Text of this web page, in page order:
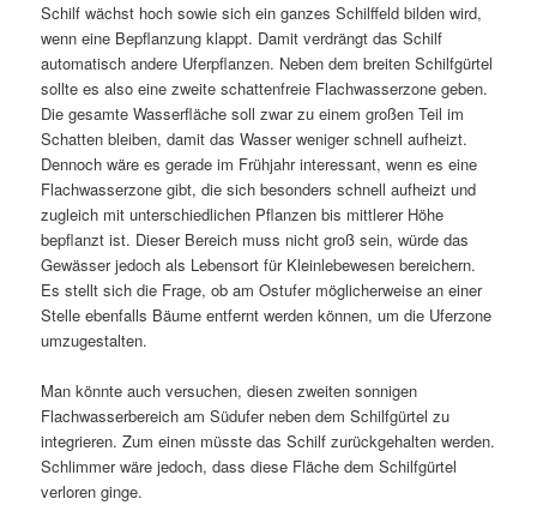
Schilf wächst hoch sowie sich ein ganzes Schilffeld bilden wird,
wenn eine Bepflanzung klappt. Damit verdrängt das Schilf
automatisch andere Uferpflanzen. Neben dem breiten Schilfgürtel
sollte es also eine zweite schattenfreie Flachwasserzone geben.
Die gesamte Wasserfläche soll zwar zu einem großen Teil im
Schatten bleiben, damit das Wasser weniger schnell aufheizt.
Dennoch wäre es gerade im Frühjahr interessant, wenn es eine
Flachwasserzone gibt, die sich besonders schnell aufheizt und
zugleich mit unterschiedlichen Pflanzen bis mittlerer Höhe
bepflanzt ist. Dieser Bereich muss nicht groß sein, würde das
Gewässer jedoch als Lebensort für Kleinlebewesen bereichern.
Es stellt sich die Frage, ob am Ostufer möglicherweise an einer
Stelle ebenfalls Bäume entfernt werden können, um die Uferzone
umzugestalten.
Man könnte auch versuchen, diesen zweiten sonnigen
Flachwasserbereich am Südufer neben dem Schilfgürtel zu
integrieren. Zum einen müsste das Schilf zurückgehalten werden.
Schlimmer wäre jedoch, dass diese Fläche dem Schilfgürtel
verloren ginge.